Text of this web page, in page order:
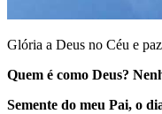
Glória a Deus no Céu e
Quem é como Deus?
Semente do meu Pai, o